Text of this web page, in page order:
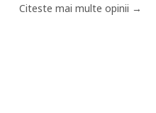
Citeste mai multe opinii →